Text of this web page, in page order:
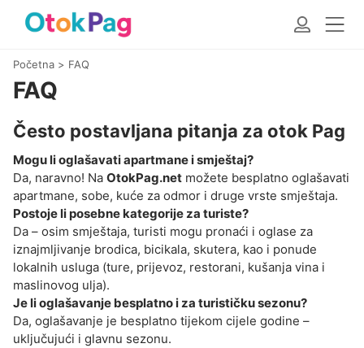
Početna > FAQ
FAQ
Često postavljana pitanja za otok Pag
Mogu li oglašavati apartmane i smještaj?
Da, naravno! Na OtokPag.net možete besplatno oglašavati
apartmane, sobe, kuće za odmor i druge vrste smještaja.
Postoje li posebne kategorije za turiste?
Da – osim smještaja, turisti mogu pronaći i oglase za
iznajmljivanje brodica, bicikala, skutera, kao i ponude
lokalnih usluga (ture, prijevoz, restorani, kušanja vina i
maslinovog ulja).
Je li oglašavanje besplatno i za turističku sezonu?
Da, oglašavanje je besplatno tijekom cijele godine –
uključujući i glavnu sezonu.